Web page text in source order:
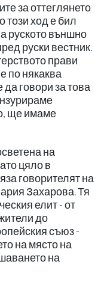
за оттеглянето
този ход е бил
руското външно
руски вестник.
прави
по някаква
говори за това
ще имаме
на
цяло в
говорителят на
Захарова. Тя
елит - от
до
съюз -
на място на
на